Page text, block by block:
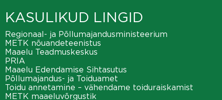
KASULIKUD LINGID
Regionaal- ja Põllumajandusministeerium
METK nõuandeteenistus
Maaelu Teadmuskeskus
PRIA
Maaelu Edendamise Sihtasutus
Põllumajandus- ja Toiduamet
Toidu annetamine – vähendame toiduraiskamist
METK maaeluvõrgustik